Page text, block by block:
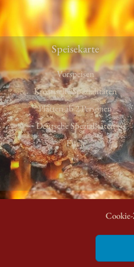
Speisekarte
Vorspeisen
Kroatische Spezialitäten
Platten ab 2 Personen
Deutsche Spezialitäten
Fisch